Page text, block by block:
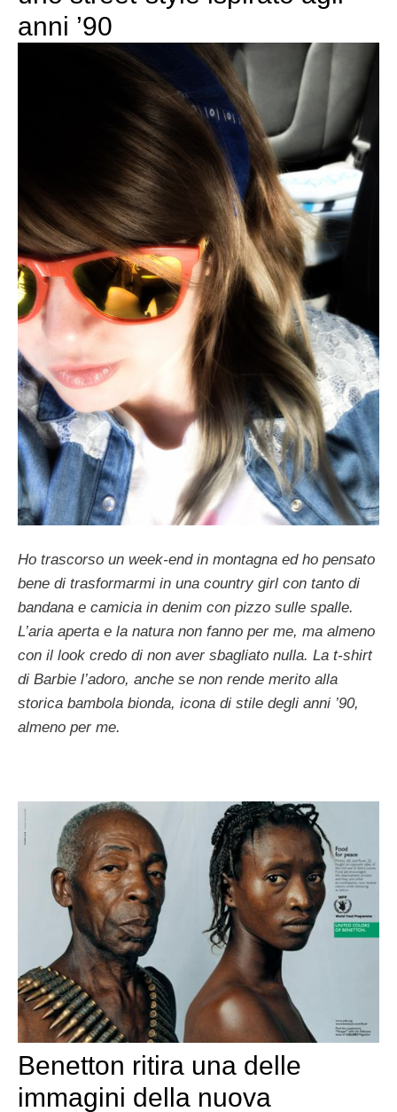
anni ’90
Ho trascorso un week-end in montagna ed ho pensato
bene di trasformarmi in una country girl con tanto di
bandana e camicia in denim con pizzo sulle spalle.
L’aria aperta e la natura non fanno per me, ma almeno
con il look credo di non aver sbagliato nulla. La t-shirt
di Barbie l’adoro, anche se non rende merito alla
storica bambola bionda, icona di stile degli anni ’90,
almeno per me.
Benetton ritira una delle
immagini della nuova